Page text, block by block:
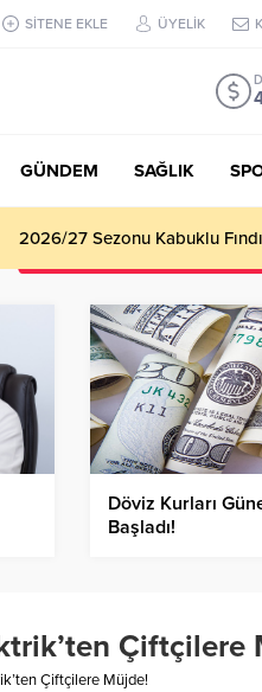
SİTENE EKLE ÜYELİK
GÜNDEM SAĞLIK
2026/27 Sezonu Kabuklu
Döviz Kurları
Başladı!
Çiftçilere
Çiftçilere Müjde!